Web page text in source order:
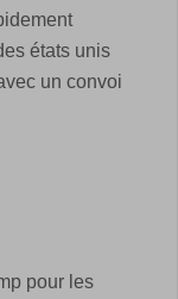
états unis
un convoi
pour les